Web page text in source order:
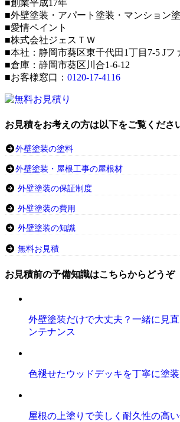
■創業平成17年
■外壁塗装・アパート塗装・マンション
■愛情ペイント
■株式会社ジェスＴＷ
■本社：静岡市葵区東千代田1丁目7-5 Jフ
■倉庫：静岡市葵区川合1-6-12
■お客様窓口： 0120-17-4116
お見積をお考えの方は以下をご覧くださ
外壁塗装の塗料
外壁塗装・屋根工事の屋根材
外壁塗装の保証制度
外壁塗装の費用
外壁塗装の知識
無料お見積
お見積前の予備知識はこちらからどうぞ
外壁塗装だけで大丈夫？一緒に見
ンテナンス
色褪せたウッドデッキを丁寧に塗
屋根の上塗りで美しく耐久性の高